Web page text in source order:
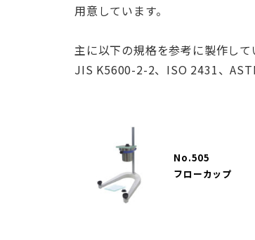
用意しています。
主に以下の規格を参考に製作して
JIS K5600-2-2、ISO 2431、
No.505
フローカップ